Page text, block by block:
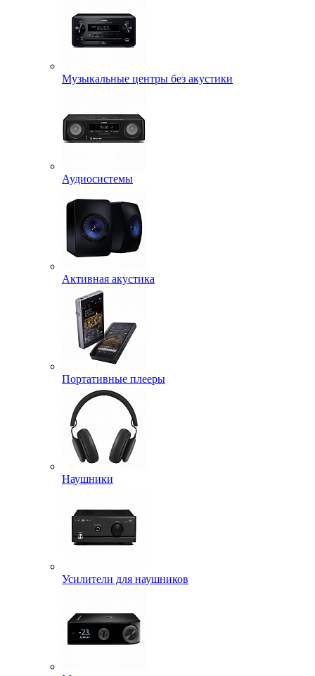
Музыкальные центры без акустики
Аудиосистемы
Активная акустика
Портативные плееры
Наушники
Усилители для наушников